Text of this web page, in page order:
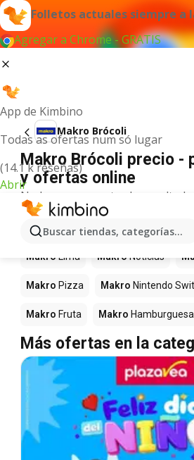
Folletos actuales siempre a
Agregar a Chrome - GRATIS
App de Kimbino
Todas as ofertas num só lugar
(14.1 k reseñas)
Abrir
Buscar tiendas, categorías,
Makro Brócoli
Makro Brócoli precio -
y ofertas online
No hemos encontrado
término.
Más productos en
Makro Lima Makro Noticias
Makro Pizza Makro Nintendo
Makro Fruta Makro Hamburguesa
Más ofertas en la